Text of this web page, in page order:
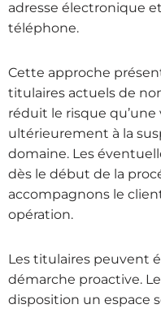
adresse électronique
téléphone.
Cette approche
titulaires actuels de
réduit le risque
ultérieurement à la
domaine. Les
dès le début de la
accompagnons le
opération.
Les titulaires peuvent
démarche proactive.
disposition un espace